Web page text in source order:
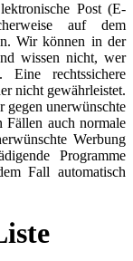
Post (E-
auf dem
Wir können in der
wissen nicht, wer
rechtssichere
nicht gewährleistet.
unerwünschte
Fällen auch normale
Werbung
Programme
Fall automatisch